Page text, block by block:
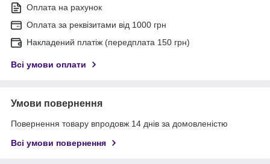
Оплата на рахунок
Оплата за реквізитами від 1000 грн
Накладений платіж (передплата 150 грн)
Всі умови оплати
Умови повернення
Повернення товару впродовж 14 днів за домовленістю
Всі умови повернення